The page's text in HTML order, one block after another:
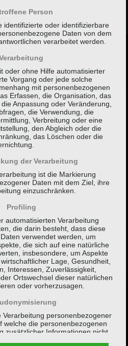
Person
identifizierte oder identifizierbare
Daten von dem
verarbeitet werden.
oder ohne Hilfe automatisierter
Vorgang oder jede solche
mit personenbezogenen
Erfassen, die Organisation, das
Anpassung oder Veränderung,
die Verwendung, die
Verbreitung oder eine
den Abgleich oder die
das Löschen oder die
der Verarbeitung
ist die Markierung
Daten mit dem Ziel, ihre
einzuschränken.
Profiling
automatisierten Verarbeitung
die darin besteht, dass diese
verwendet werden, um
die sich auf eine natürliche
insbesondere, um Aspekte
Lage, Gesundheit,
Interessen, Zuverlässigkeit,
Ortswechsel dieser natürlichen
oder vorherzusagen.
Verarbeitung personenbezogener
welche die personenbezogenen
zusätzlicher Informationen nicht